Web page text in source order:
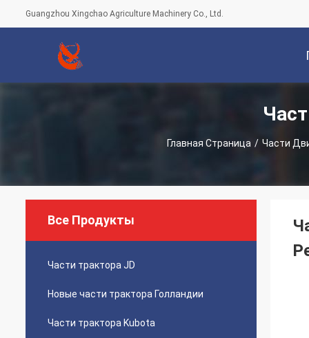
Guangzhou Xingchao Agriculture Machinery Co., Ltd.
Главная Страница / Части
Все Продукты
Части трактора JD
Новые части трактора Голландии
Части трактора Kubota